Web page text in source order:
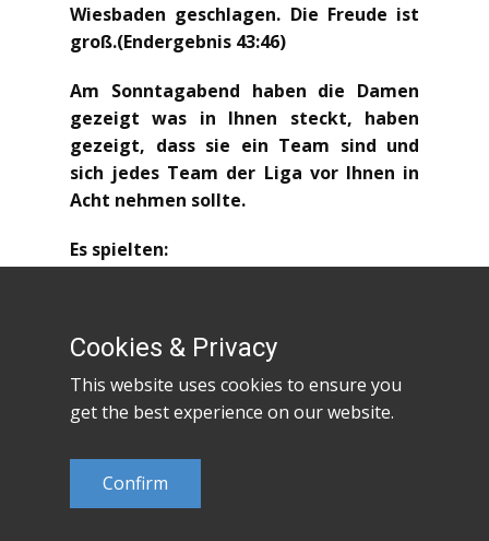
Wiesbaden geschlagen. Die Freude ist
groß.(Endergebnis 43:46)
Am Sonntagabend haben die Damen
gezeigt was in Ihnen steckt, haben
gezeigt, dass sie ein Team sind und
sich jedes Team der Liga vor Ihnen in
Acht nehmen sollte.
Es spielten:
Petraityte (2), Imlauf-Becker (2)
Cookies & Privacy
This website uses cookies to ensure you
get the best experience on our website.
Confirm